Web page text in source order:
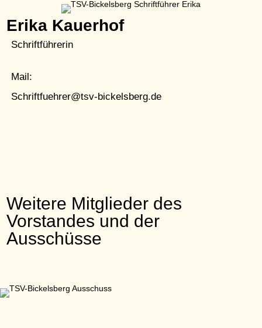
Erika Kauerhof
Schriftführerin
Mail:
Schriftfuehrer@tsv-bickelsberg.de
Weitere Mitglieder des
Vorstandes und der
Ausschüsse